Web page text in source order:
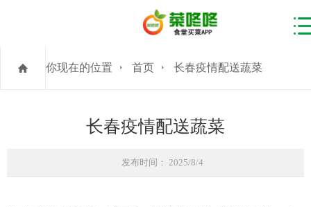
你现在的位置 首页 长春疫情配送蔬菜
长春疫情配送蔬菜
发布时间： 2025/8/4